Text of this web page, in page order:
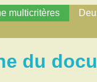
multicritères
du